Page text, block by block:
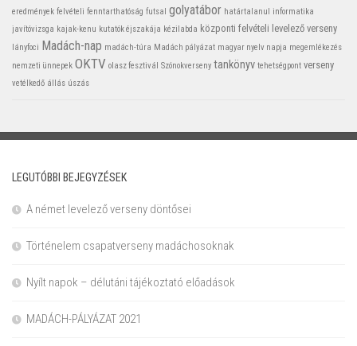
eredmények felvételi fenntarthatóság futsal golyatábor határtalanul informatika
javítóvizsga kajak-kenu kutatók éjszakája kézilabda központi felvételi levelező verseny
lányfoci Madách-nap madách-túra Madách pályázat magyar nyelv napja megemlékezés
nemzeti ünnepek OKTV olasz fesztivál Szónokverseny tankönyv tehetségpont verseny
vetélkedő állás úszás
LEGUTÓBBI BEJEGYZÉSEK
A német levelező verseny döntősei
Történelem csapatverseny madáchosoknak
Nyílt napok – délutáni tájékoztató előadások
MADÁCH-PÁLYÁZAT 2021